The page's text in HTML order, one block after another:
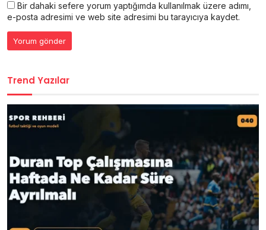
Bir dahaki sefere yorum yaptığımda kullanılmak üzere adımı,
e-posta adresimi ve web site adresimi bu tarayıcıya kaydet.
Trend Yazılar